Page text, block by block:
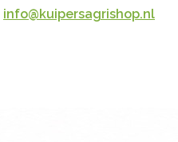
info@kuipersagrishop.nl